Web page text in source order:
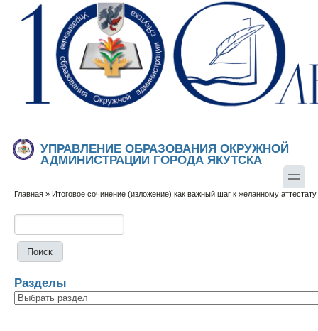
Перейти к основному содержанию
Skip to search
УПРАВЛЕНИЕ ОБРАЗОВАНИЯ ОКРУЖНОЙ
АДМИНИСТРАЦИИ ГОРОДА ЯКУТСКА
Вы здесь
Главная » Итоговое сочинение (изложение) как важный шаг к желанному аттестату
Разделы